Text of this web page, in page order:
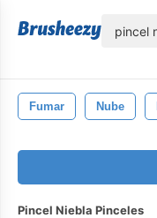
Fumar Nube
Pincel Niebla Pinceles